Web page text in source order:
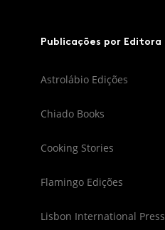
Publicações por Editora
Astrolábio Edições
Chiado Books
Cooking Stories
Flamingo Edições
Lisbon International Press